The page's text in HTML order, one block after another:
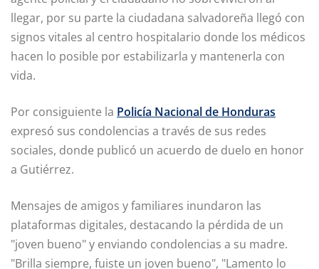
llegar, por su parte la ciudadana salvadoreña llegó con
signos vitales al centro hospitalario donde los médicos
hacen lo posible por estabilizarla y mantenerla con
vida.
Por consiguiente la Policía Nacional de Honduras
expresó sus condolencias a través de sus redes
sociales, donde publicó un acuerdo de duelo en honor
a Gutiérrez.
Mensajes de amigos y familiares inundaron las
plataformas digitales, destacando la pérdida de un
"joven bueno" y enviando condolencias a su madre.
"Brilla siempre, fuiste un joven bueno", "Lamento lo